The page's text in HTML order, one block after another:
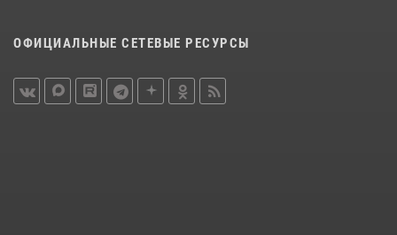
ОФИЦИАЛЬНЫЕ СЕТЕВЫЕ РЕСУРСЫ